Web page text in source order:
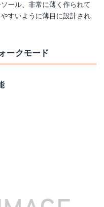
ール、非常に薄く作られて
すいように薄目に設計され
ークモード